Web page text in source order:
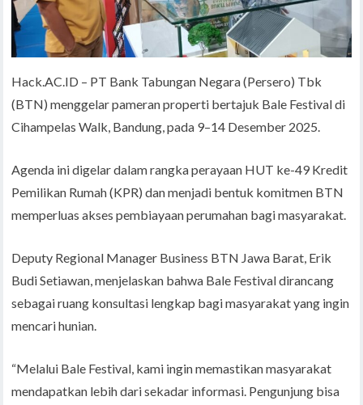
Hack.AC.ID – PT Bank Tabungan Negara (Persero) Tbk
(BTN) menggelar pameran properti bertajuk Bale Festival di
Cihampelas Walk, Bandung, pada 9–14 Desember 2025.
Agenda ini digelar dalam rangka perayaan HUT ke-49 Kredit
Pemilikan Rumah (KPR) dan menjadi bentuk komitmen BTN
memperluas akses pembiayaan perumahan bagi masyarakat.
Deputy Regional Manager Business BTN Jawa Barat, Erik
Budi Setiawan, menjelaskan bahwa Bale Festival dirancang
sebagai ruang konsultasi lengkap bagi masyarakat yang ingin
mencari hunian.
“Melalui Bale Festival, kami ingin memastikan masyarakat
mendapatkan lebih dari sekadar informasi. Pengunjung bisa